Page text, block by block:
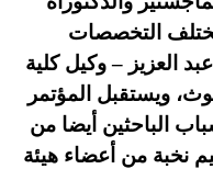
التخصصات
العزيز – وكيل كلية
ويستقبل المؤتمر
الباحثين أيضا من
نخبة من أعضاء هيئة